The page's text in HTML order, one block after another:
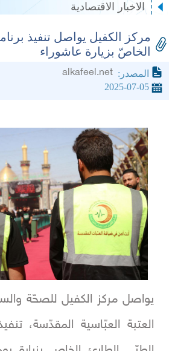
الاخبار الاقتصادية
مركز الكفيل يواصل تنفيذ
الخاصّ بزيارة عاشوراء
المصدر:
2025-07-05
يواصل مركز الكفيل للصحّة
العتبة العبّاسية المقدّسة،